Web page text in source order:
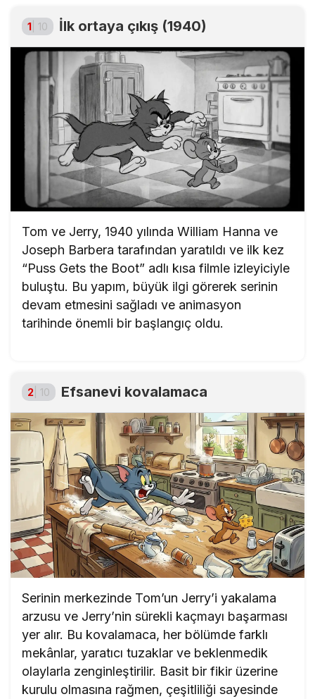
1 | 10 İlk ortaya çıkış (1940)
Tom ve Jerry, 1940 yılında William Hanna ve
Joseph Barbera tarafından yaratıldı ve ilk kez
“Puss Gets the Boot” adlı kısa filmle izleyiciyle
buluştu. Bu yapım, büyük ilgi görerek serinin
devam etmesini sağladı ve animasyon
tarihinde önemli bir başlangıç oldu.
2 | 10 Efsanevi kovalamaca
Serinin merkezinde Tom’un Jerry’i yakalama
arzusu ve Jerry’nin sürekli kaçmayı başarması
yer alır. Bu kovalamaca, her bölümde farklı
mekânlar, yaratıcı tuzaklar ve beklenmedik
olaylarla zenginleştirilir. Basit bir fikir üzerine
kurulu olmasına rağmen, çeşitliliği sayesinde